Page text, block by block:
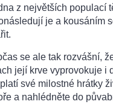
z největších populací
je a kousáním
se ale tak rozvášní,
její krve vyprovokuje i
své milostné hrátky
a nahlédněte do